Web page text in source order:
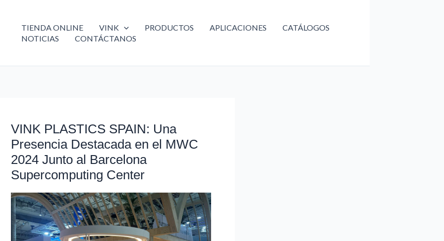
TIENDA ONLINE VINK PRODUCTOS APLICACIONES
CATÁLOGOS
NOTICIAS
CONTÁCTANOS
VINK PLASTICS SPAIN: Una
Presencia Destacada en el MWC
2024 Junto al Barcelona
Supercomputing Center
VINK
SPAIN:
Una
Presencia
Destacada
en
el
MWC
2024
Junto